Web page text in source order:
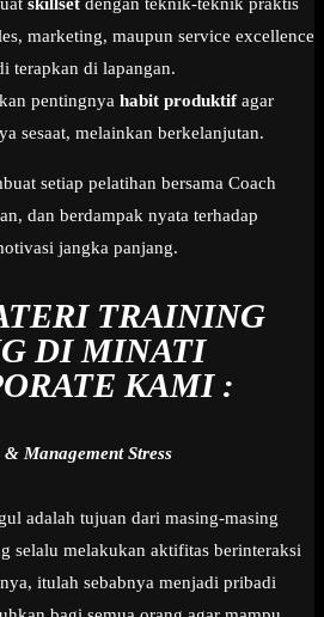
marketing, maupun service excellence
terapkan di lapangan.
pentingnya habit produktifagar
sesaat, melainkan berkelanjutan.
setiap pelatihan bersama Coach
dan berdampak nyata terhadap
jangka panjang.
TRAINING
DI MINATI
KAMI :
Management Stress
adalah tujuan dari masing-masing
selalu melakukan aktifitas berinteraksi
itulah sebabnya menjadi pribadi